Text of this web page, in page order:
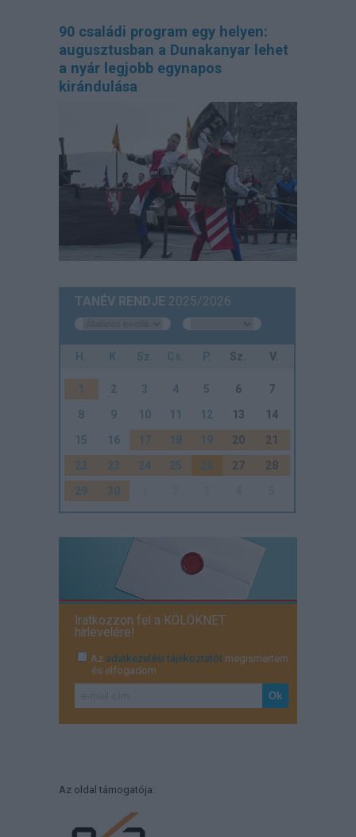
90 családi program egy helyen:
augusztusban a Dunakanyar lehet
a nyár legjobb egynapos
kirándulása
TANÉV RENDJE 2025/2026
H. K. Sz. Cs. P. Sz. V.
1 2 3 4 5 6
7
8
9 10 11 12 13
14
15
16 17 18 19 20
21
22
23 24 25 26 27
28
29
30
Iratkozzon fel a KÖLÖKNET
hírlevelére!
Az adatkezelési tájékoztatót megismertem
és elfogadom
Az oldal támogatója: